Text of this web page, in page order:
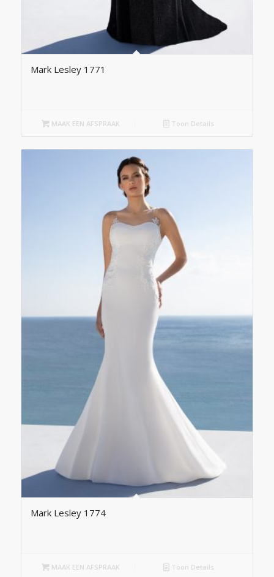
Mark Lesley 1771
MAAK EEN AFSPRAAK Toon Details
Mark Lesley 1774
MAAK EEN AFSPRAAK Toon Details